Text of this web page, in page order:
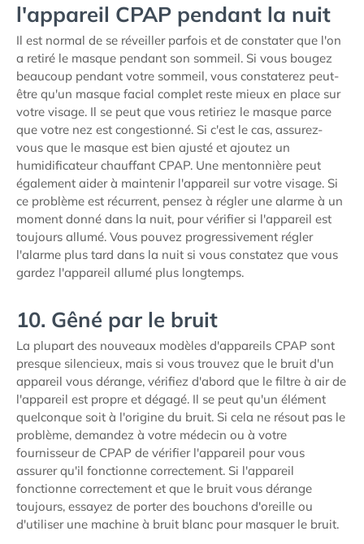
l'appareil CPAP pendant la nuit
Il est normal de se réveiller parfois et de constater que l'on
a retiré le masque pendant son sommeil. Si vous bougez
beaucoup pendant votre sommeil, vous constaterez peut-
être qu'un masque facial complet reste mieux en place sur
votre visage. Il se peut que vous retiriez le masque parce
que votre nez est congestionné. Si c'est le cas, assurez-
vous que le masque est bien ajusté et ajoutez un
humidificateur chauffant CPAP. Une mentonnière peut
également aider à maintenir l'appareil sur votre visage. Si
ce problème est récurrent, pensez à régler une alarme à un
moment donné dans la nuit, pour vérifier si l'appareil est
toujours allumé. Vous pouvez progressivement régler
l'alarme plus tard dans la nuit si vous constatez que vous
gardez l'appareil allumé plus longtemps.
10. Gêné par le bruit
La plupart des nouveaux modèles d'appareils CPAP sont
presque silencieux, mais si vous trouvez que le bruit d'un
appareil vous dérange, vérifiez d'abord que le filtre à air de
l'appareil est propre et dégagé. Il se peut qu'un élément
quelconque soit à l'origine du bruit. Si cela ne résout pas le
problème, demandez à votre médecin ou à votre
fournisseur de CPAP de vérifier l'appareil pour vous
assurer qu'il fonctionne correctement. Si l'appareil
fonctionne correctement et que le bruit vous dérange
toujours, essayez de porter des bouchons d'oreille ou
d'utiliser une machine à bruit blanc pour masquer le bruit.